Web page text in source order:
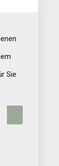
Sie